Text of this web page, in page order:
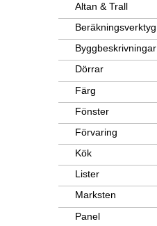
Altan & Trall
Beräkningsverktyg
Byggbeskrivningar
Dörrar
Färg
Fönster
Förvaring
Kök
Lister
Marksten
Panel